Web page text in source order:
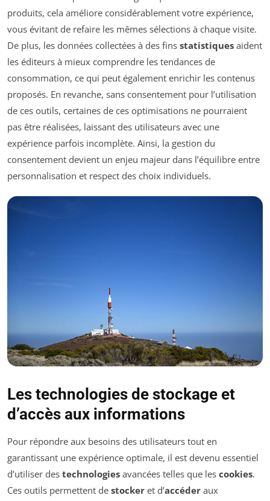
produits, cela améliore considérablement votre expérience,
vous évitant de refaire les mêmes sélections à chaque visite.
De plus, les données collectées à des fins statistiques aident
les éditeurs à mieux comprendre les tendances de
consommation, ce qui peut également enrichir les contenus
proposés. En revanche, sans consentement pour l’utilisation
de ces outils, certaines de ces optimisations ne pourraient
pas être réalisées, laissant des utilisateurs avec une
expérience parfois incomplète. Ainsi, la gestion du
consentement devient un enjeu majeur dans l’équilibre entre
personnalisation et respect des choix individuels.
Les technologies de stockage et
d’accès aux informations
Pour répondre aux besoins des utilisateurs tout en
garantissant une expérience optimale, il est devenu essentiel
d’utiliser des technologies avancées telles que les cookies.
Ces outils permettent de stocker et d’accéder aux